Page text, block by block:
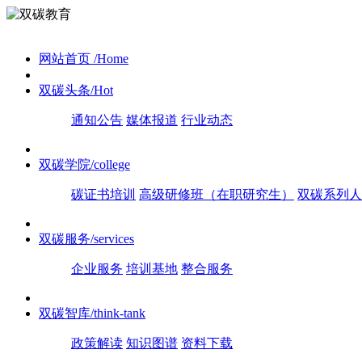
网站首页 /Home
双碳头条/Hot
通知公告 媒体报道 行业动态
双碳学院/college
碳证书培训 高级研修班（在职研究生） 双碳系列
双碳服务/services
企业服务 培训基地 整合服务
双碳智库/think-tank
政策解读 知识图谱 资料下载